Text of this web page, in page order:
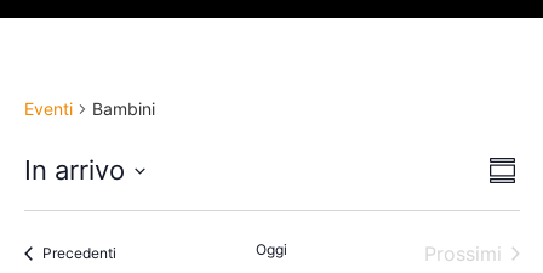
Eventi Bambini
In arrivo
date.
PrecedentiEventi Oggi Prossimi